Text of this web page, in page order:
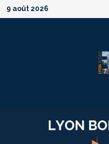
Passer
au
9 août 2026